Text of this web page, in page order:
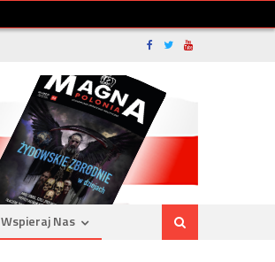
Wspieraj Nas